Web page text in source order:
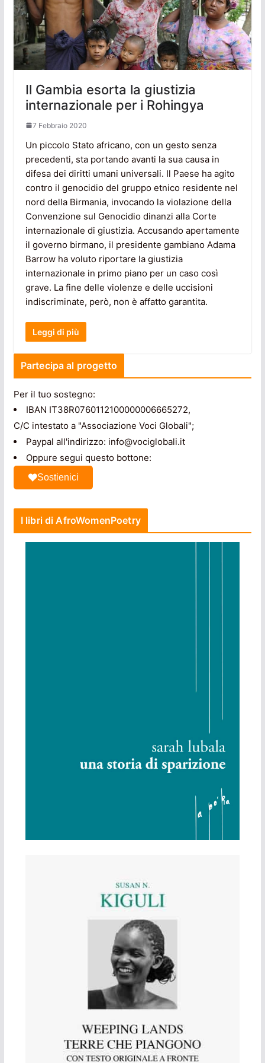
Il Gambia esorta la giustizia
internazionale per i Rohingya
7 Febbraio 2020
Un piccolo Stato africano, con un gesto senza
precedenti, sta portando avanti la sua causa in
difesa dei diritti umani universali. Il Paese ha agito
contro il genocidio del gruppo etnico residente nel
nord della Birmania, invocando la violazione della
Convenzione sul Genocidio dinanzi alla Corte
internazionale di giustizia. Accusando apertamente
il governo birmano, il presidente gambiano Adama
Barrow ha voluto riportare la giustizia
internazionale in primo piano per un caso così
grave. La fine delle violenze e delle uccisioni
indiscriminate, però, non è affatto garantita.
Leggi di più
Partecipa al progetto
Per il tuo sostegno:
IBAN IT38R0760112100000006665272,
C/C intestato a "Associazione Voci Globali";
Paypal all'indirizzo: info@vociglobali.it
Oppure segui questo bottone:
Sostienici
I libri di AfroWomenPoetry